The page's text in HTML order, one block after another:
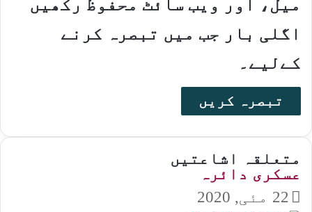
میل، اور ویب سائٹ محفوظ رکھیں
اگلی بار جب میں تبصرہ کرنے
کےلیے۔
متعلقہ اشاعتیں
عسکری دائرہ
22 مئی, 2020